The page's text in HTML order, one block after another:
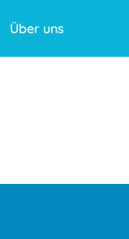
Über uns